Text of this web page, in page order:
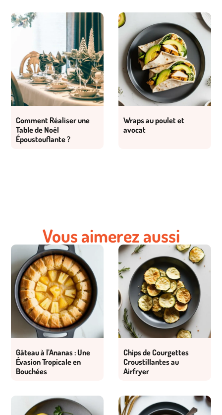
Comment Réaliser une
Table de Noël
Époustouflante ?
Wraps au poulet et
avocat
Vous aimerez aussi
Gâteau à l’Ananas : Une
Évasion Tropicale en
Bouchées
Chips de Courgettes
Croustillantes au
Airfryer